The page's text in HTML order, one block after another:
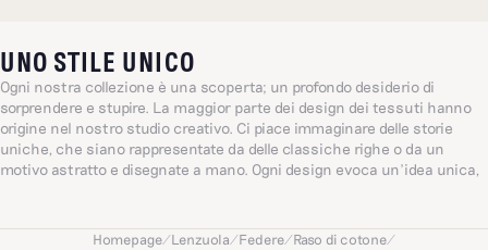
UNO STILE UNICO
Ogni nostra collezione è una scoperta; un profondo desiderio di
sorprendere e stupire. La maggior parte dei design dei tessuti hanno
origine nel nostro studio creativo. Ci piace immaginare delle storie
uniche, che siano rappresentate da delle classiche righe o da un
motivo astratto e disegnate a mano. Ogni design evoca un’idea unica,
Homepage/Lenzuola/Federe/Raso di cotone/